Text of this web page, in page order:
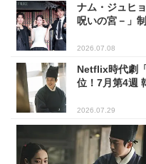
ナム・ジュヒ
呪いの宮－」
2026.07.08
Netflix時代劇
位！7月第4週
2026.07.29